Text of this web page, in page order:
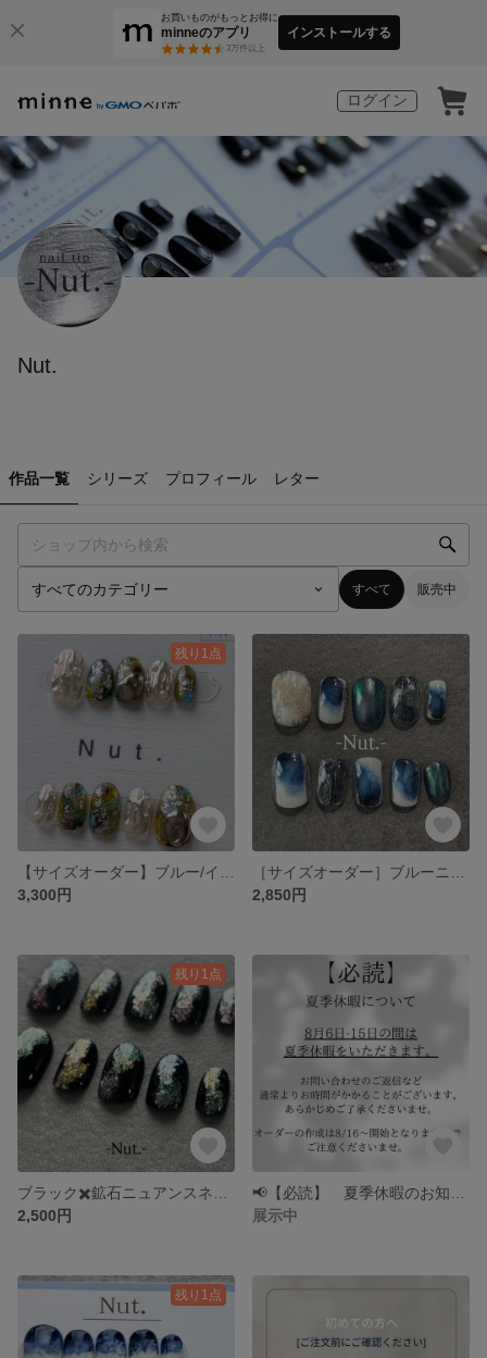
お買いものがもっとお得に
minneのアプリ
3万件以上
インストールする
ログイン
Nut.
作品一覧 シリーズ プロフィール レター
すべて 販売中
残り1点
3,300円
2,850円
残り1点
2,500円
展示中
残り1点